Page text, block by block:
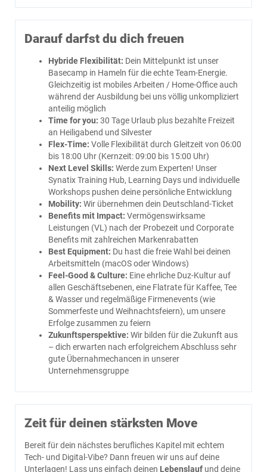
Darauf darfst du dich freuen
Hybride Flexibilität: Dein Mittelpunkt ist unser
Basecamp in Hameln für die echte Team-Energie.
Gleichzeitig ist mobiles Arbeiten / Home-Office auch
während der Ausbildung bei uns völlig unkompliziert
anteilig möglich
Time for you: 30 Tage Urlaub plus bezahlte Freizeit
an Heiligabend und Silvester
Flex-Time: Volle Flexibilität durch Gleitzeit von 06:00
bis 18:00 Uhr (Kernzeit: 09:00 bis 15:00 Uhr)
Next Level Skills: Werde zum Experten! Unser
Synatix Training Hub, Learning Days und individuelle
Workshops pushen deine persönliche Entwicklung
Mobility: Wir übernehmen dein Deutschland-Ticket
Benefits mit Impact: Vermögenswirksame
Leistungen (VL) nach der Probezeit und Corporate
Benefits mit zahlreichen Markenrabatten
Best Equipment: Du hast die freie Wahl bei deinen
Arbeitsmitteln (macOS oder Windows)
Feel-Good & Culture: Eine ehrliche Duz-Kultur auf
allen Geschäftsebenen, eine Flatrate für Kaffee, Tee
& Wasser und regelmäßige Firmenevents (wie
Sommerfeste und Weihnachtsfeiern), um unsere
Erfolge zusammen zu feiern
Zukunftsperspektive: Wir bilden für die Zukunft aus
– dich erwarten nach erfolgreichem Abschluss sehr
gute Übernahmechancen in unserer
Unternehmensgruppe
Zeit für deinen stärksten Move
Bereit für dein nächstes berufliches Kapitel mit echtem
Tech- und Digital-Vibe? Dann freuen wir uns auf deine
Unterlagen! Lass uns einfach deinen Lebenslauf und deine